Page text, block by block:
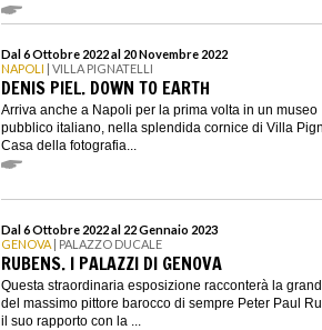
Dal 6 Ottobre 2022 al 20 Novembre 2022
NAPOLI | VILLA PIGNATELLI
DENIS PIEL. DOWN TO EARTH
Arriva anche a Napoli per la prima volta in un museo
pubblico italiano, nella splendida cornice di Villa
Casa della fotografia...
Dal 6 Ottobre 2022 al 22 Gennaio 2023
GENOVA | PALAZZO DUCALE
RUBENS. I PALAZZI DI GENOVA
Questa straordinaria esposizione racconterà la
del massimo pittore barocco di sempre Peter Paul
il suo rapporto con la ...